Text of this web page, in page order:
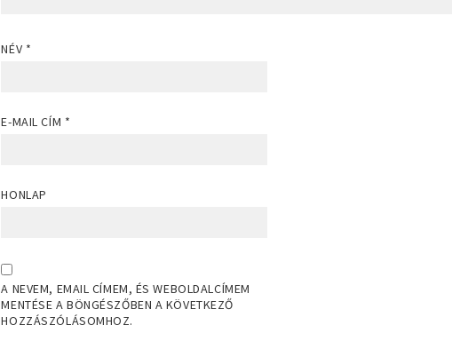
NÉV *
E-MAIL CÍM *
HONLAP
A NEVEM, EMAIL CÍMEM, ÉS WEBOLDALCÍMEM
MENTÉSE A BÖNGÉSZŐBEN A KÖVETKEZŐ
HOZZÁSZÓLÁSOMHOZ.